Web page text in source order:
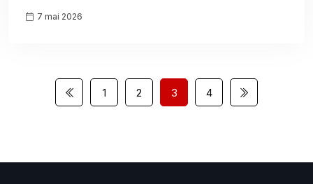
7 mai 2026
1 2 3 4